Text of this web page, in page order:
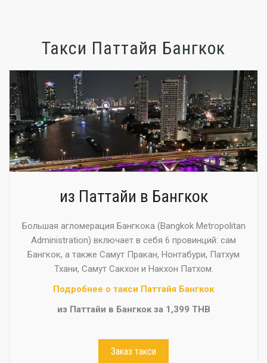
Такси Паттайя Бангкок
из Паттайи в Бангкок
Большая агломерация Бангкока (Bangkok Metropolitan
Administration) включает в себя 6 провинций: сам
Бангкок, а также Самут Пракан, Нонтабури, Патхум
Тхани, Самут Сакхон и Накхон Патхом.
Подробнее о такси Паттайя Бангкок
из Паттайи в Бангкок за 1,399 THB
Заказ такси